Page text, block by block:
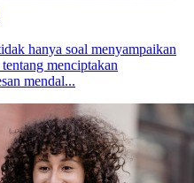
hanya soal menyampaikan
menciptakan
mendal...